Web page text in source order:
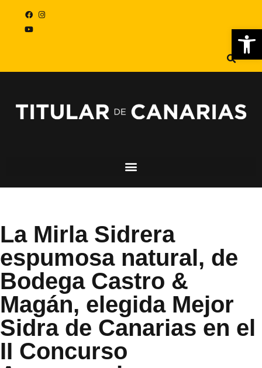
La Mirla Sidrera
espumosa natural, de
Bodega Castro &
Magán, elegida Mejor
Sidra de Canarias en el
II Concurso